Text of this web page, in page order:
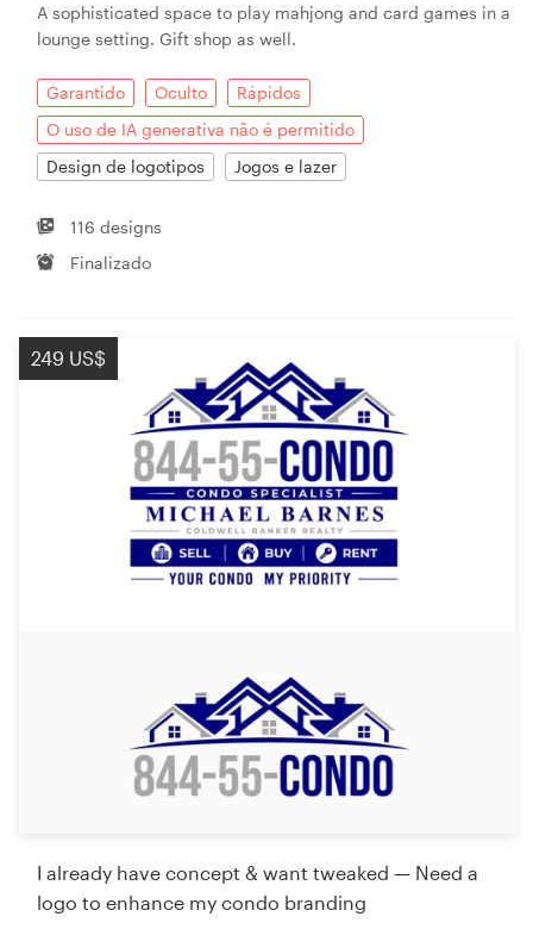
A sophisticated space to play mahjong and card games in a
lounge setting. Gift shop as well.
Garantido Oculto
Rápidos
O uso de IA generativa não é permitido
Design de logotipos
Jogos e lazer
116 designs
Finalizado
249 US$
I already have concept & want tweaked — Need a
logo to enhance my condo branding